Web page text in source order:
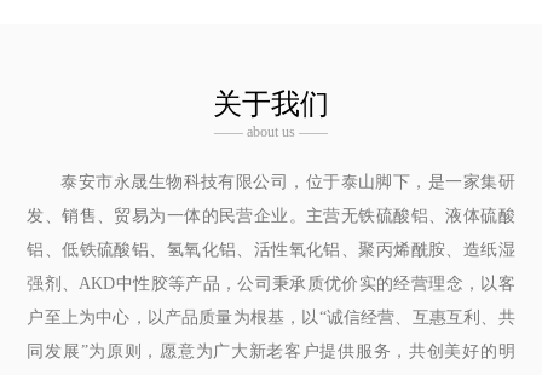
关于我们
—— about us ——
泰安市永晟生物科技有限公司，位于泰山脚下，是一家集研
发、销售、贸易为一体的民营企业。主营无铁硫酸铝、液体硫酸
铝、低铁硫酸铝、氢氧化铝、活性氧化铝、聚丙烯酰胺、造纸湿
强剂、AKD中性胶等产品，公司秉承质优价实的经营理念，以客
户至上为中心，以产品质量为根基，以“诚信经营、互惠互利、共
同发展”为原则，愿意为广大新老客户提供服务，共创美好的明